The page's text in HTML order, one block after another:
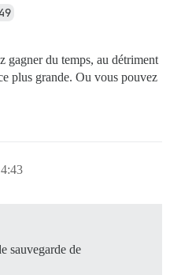
gagner du temps, au détriment
plus grande. Ou vous pouvez
sauvegarde de